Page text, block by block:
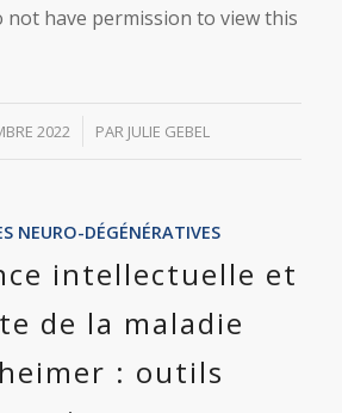
not have permission to view this
2022
/ PAR JULIE GEBEL
NEURO-DÉGÉNÉRATIVES
intellectuelle et
de la maladie
: outils